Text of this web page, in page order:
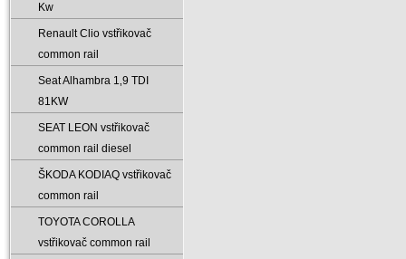
Kw
Renault Clio vstřikovač
common rail
Seat Alhambra 1‚9 TDI
81KW
SEAT LEON vstřikovač
common rail diesel
ŠKODA KODIAQ vstřikovač
common rail
TOYOTA COROLLA
vstřikovač common rail